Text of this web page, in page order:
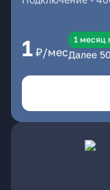
1 ₽/мес
1 месяц
Далее